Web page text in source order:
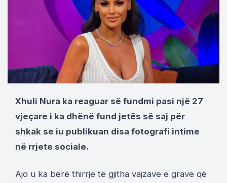
Xhuli Nura ka reaguar së fundmi pasi një 27
vjeçare i ka dhënë fund jetës së saj për
shkak se iu publikuan disa fotografi intime
në rrjete sociale.
Ajo u ka bërë thirrje të gjitha vajzave e grave që